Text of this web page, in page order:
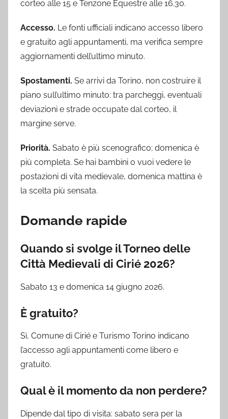
corteo alle 15 e Tenzone Equestre alle 16.30.
Accesso. Le fonti ufficiali indicano accesso libero
e gratuito agli appuntamenti, ma verifica sempre
aggiornamenti dell’ultimo minuto.
Spostamenti. Se arrivi da Torino, non costruire il
piano sull’ultimo minuto: tra parcheggi, eventuali
deviazioni e strade occupate dal corteo, il
margine serve.
Priorità. Sabato è più scenografico; domenica è
più completa. Se hai bambini o vuoi vedere le
postazioni di vita medievale, domenica mattina è
la scelta più sensata.
Domande rapide
Quando si svolge il Torneo delle
Città Medievali di Cirié 2026?
Sabato 13 e domenica 14 giugno 2026.
È gratuito?
Sì, Comune di Cirié e Turismo Torino indicano
l’accesso agli appuntamenti come libero e
gratuito.
Qual è il momento da non perdere?
Dipende dal tipo di visita: sabato sera per la